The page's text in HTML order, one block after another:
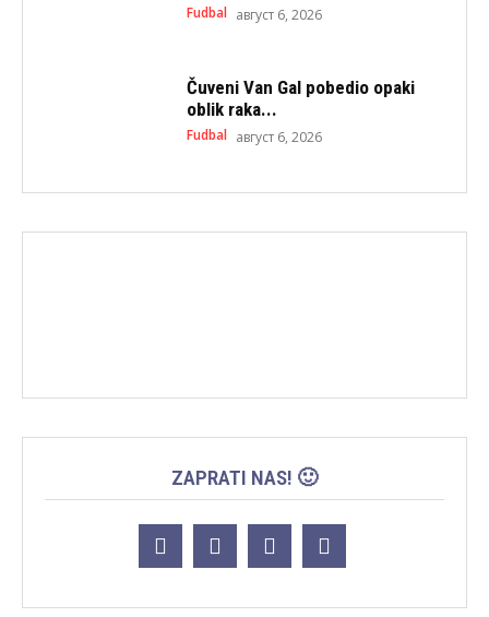
Fudbal август 6, 2026
Čuveni Van Gal pobedio opaki
oblik raka...
Fudbal август 6, 2026
ZAPRATI NAS! 🙂